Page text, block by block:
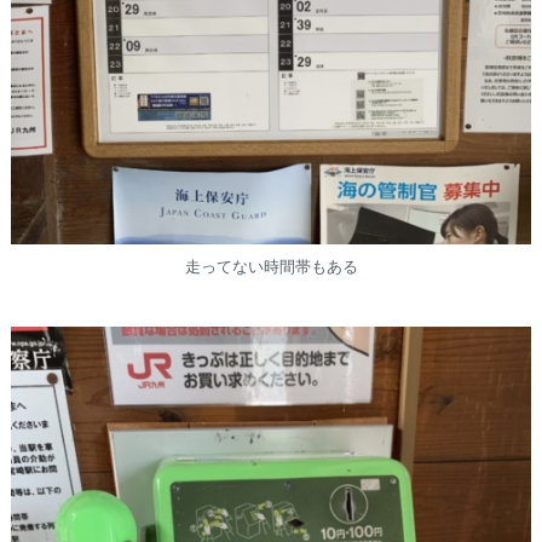
走ってない時間帯もある